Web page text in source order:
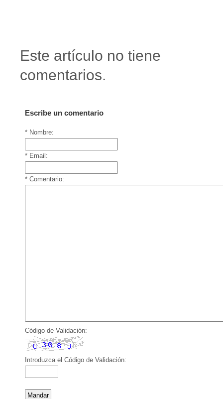
Este artículo no tiene
comentarios.
Escribe un comentario
* Nombre:
* Email:
* Comentario:
Código de Validación:
Introduzca el Código de Validación: